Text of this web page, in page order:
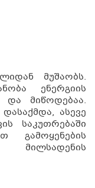
მუშაობს.
ენერგიის
მიწოდებაა.
ასევე
საკუთრებაში
გამოყენების
მილსადენის